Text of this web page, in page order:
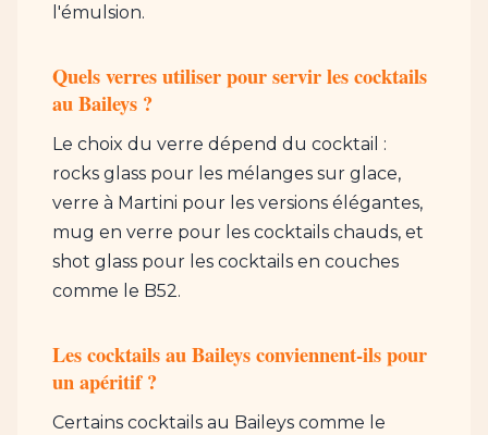
l'émulsion.
Quels verres utiliser pour servir les cocktails
au Baileys ?
Le choix du verre dépend du cocktail :
rocks glass pour les mélanges sur glace,
verre à Martini pour les versions élégantes,
mug en verre pour les cocktails chauds, et
shot glass pour les cocktails en couches
comme le B52.
Les cocktails au Baileys conviennent-ils pour
un apéritif ?
Certains cocktails au Baileys comme le